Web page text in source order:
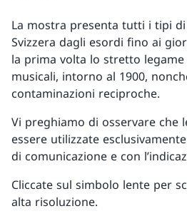
La mostra presenta tutti i tipi
Svizzera dagli esordi fino ai
la prima volta lo stretto
musicali, intorno al 1900,
contaminazioni reciproche.
Vi preghiamo di osservare che
essere utilizzate
di comunicazione e con
Cliccate sul simbolo lente per
alta risoluzione.